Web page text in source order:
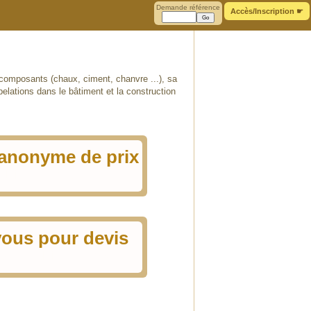
Accès/Inscription ☛
Demande référence
(chaux, ciment, chanvre ...), sa
dans le bâtiment et la construction
de prix
pour devis